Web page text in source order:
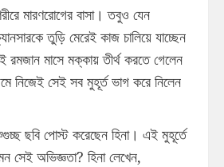
মারণরোগের বাসা। তবুও যেন
তুড়ি মেরেই কাজ চালিয়ে যাচ্ছেন
মাসে মক্কায় তীর্থ করতে গেলেন
নিজেই সেই সব মুহূর্ত ভাগ করে নিলেন
ছবি পোস্ট করেছেন হিনা। এই মুহূর্তে
সেই অভিজ্ঞতা? হিনা লেখেন,